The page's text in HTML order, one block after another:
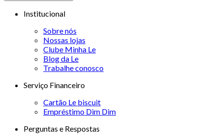
Institucional
Sobre nós
Nossas lojas
Clube Minha Le
Blog da Le
Trabalhe conosco
Serviço Financeiro
Cartão Le biscuit
Empréstimo Dim Dim
Perguntas e Respostas